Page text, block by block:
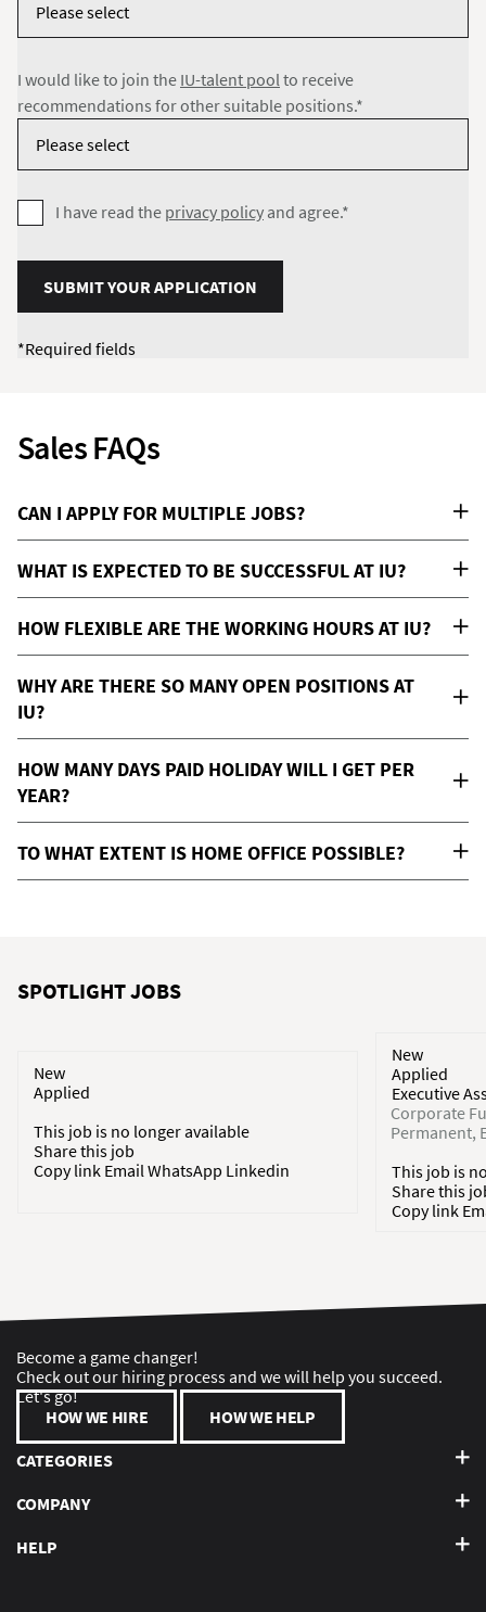
I would like to join the IU-talent poolto receive
recommendations for other suitable positions.*
I have read the privacy policy and agree.*
SUBMIT YOUR APPLICATION
*Required fields
Sales FAQs
CAN I APPLY FOR MULTIPLE JOBS?
WHAT IS EXPECTED TO BE SUCCESSFUL AT IU?
HOW FLEXIBLE ARE THE WORKING HOURS AT IU?
WHY ARE THERE SO MANY OPEN POSITIONS AT
IU?
HOW MANY DAYS PAID HOLIDAY WILL I GET PER
YEAR?
TO WHAT EXTENT IS HOME OFFICE POSSIBLE?
SPOTLIGHT JOBS
New
Applied
This job is no longer available
Share this job
Copy link EmailWhatsApp Linkedin
New
Applied
Executive
Corporate
Permanent
This job is
Share this
Copy link
Become a game changer!
Check out our hiring process and we will help you succeed.
Let's go!
HOW WE HIRE
HOW WE HELP
CATEGORIES
COMPANY
HELP